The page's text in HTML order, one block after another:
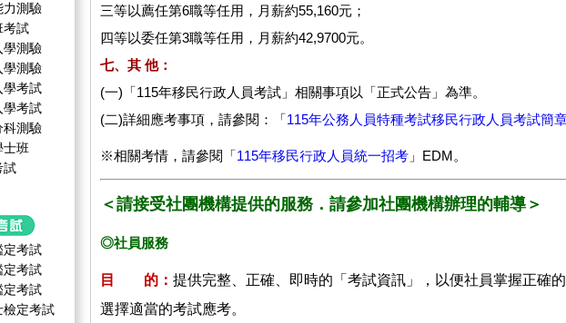
力測驗
考試
學測驗
學測驗
學考試
學考試
科測驗
士班
試
定考試
定考試
定考試
檢定考試
三等以薦任第6職等任用，月薪約55,160元；
四等以委任第3職等任用，月薪約42,9700元。
七、其 他：
(一)「115年移民行政人員考試」相關事項以「正式公告」為準。
(二)詳細應考事項，請參閱：「115年公務人員特種考試移民行政人員考試簡
※相關考情，請參閱「115年移民行政人員統一招考 」EDM。
＜請接受社團機構提供的服務．請參加社團機構辦理的輔導＞
◎社員服務
目 的： 提供完整、正確、即時的「考試資訊」，以便社員掌握正確
選擇適當的考試應考。